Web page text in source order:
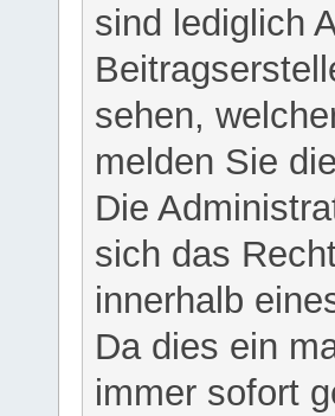
sind lediglich
sehen,
melden Sie
Die
sich das
innerhalb
Da dies ein
immer sofort